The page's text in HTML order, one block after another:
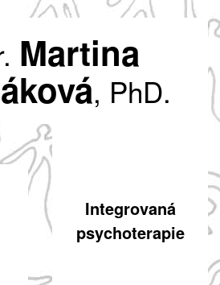
Martina
, PhD.
Integrovaná
psychoterapie